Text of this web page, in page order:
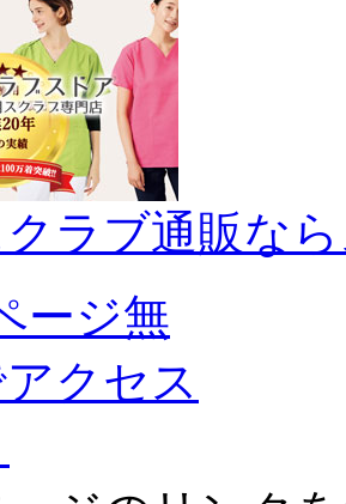
クラブ通販な